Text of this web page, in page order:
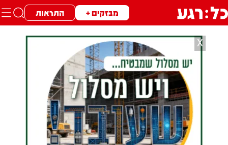
מבזקים + התראות
X